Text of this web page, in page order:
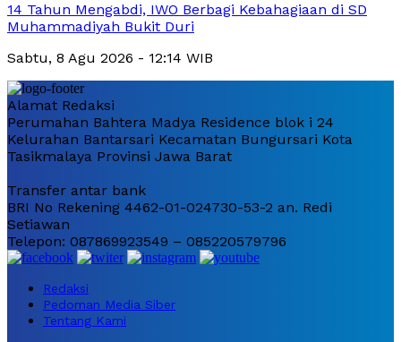
14 Tahun Mengabdi, IWO Berbagi Kebahagiaan di SD
Muhammadiyah Bukit Duri
Sabtu, 8 Agu 2026 - 12:14 WIB
Alamat Redaksi
Perumahan Bahtera Madya Residence blok i 24
Kelurahan Bantarsari Kecamatan Bungursari Kota
Tasikmalaya Provinsi Jawa Barat
Transfer antar bank
BRI No Rekening 4462-01-024730-53-2 an. Redi
Setiawan
Telepon: 087869923549 – 085220579796
Redaksi
Pedoman Media Siber
Tentang Kami